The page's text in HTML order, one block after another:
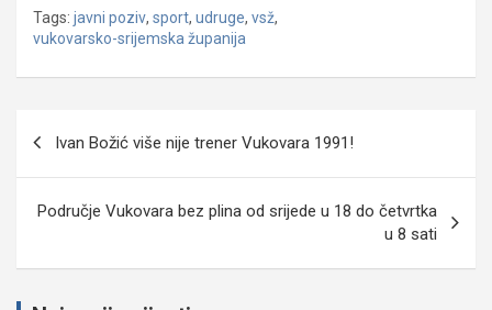
Tags: javni poziv, sport, udruge, vsž,
vukovarsko-srijemska županija
Ivan Božić više nije trener Vukovara 1991!
Područje Vukovara bez plina od srijede u 18 do četvrtka
u 8 sati